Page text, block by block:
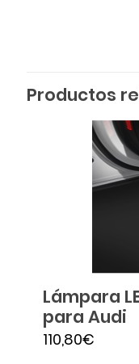
Productos
Lámpara
para Audi
110,80€